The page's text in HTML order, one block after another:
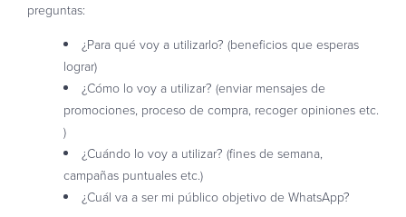
preguntas:
¿Para qué voy a utilizarlo? (beneficios que esperas
lograr)
¿Cómo lo voy a utilizar? (enviar mensajes de
promociones, proceso de compra, recoger opiniones etc.
)
¿Cuándo lo voy a utilizar? (fines de semana,
campañas puntuales etc.)
¿Cuál va a ser mi público objetivo de WhatsApp?